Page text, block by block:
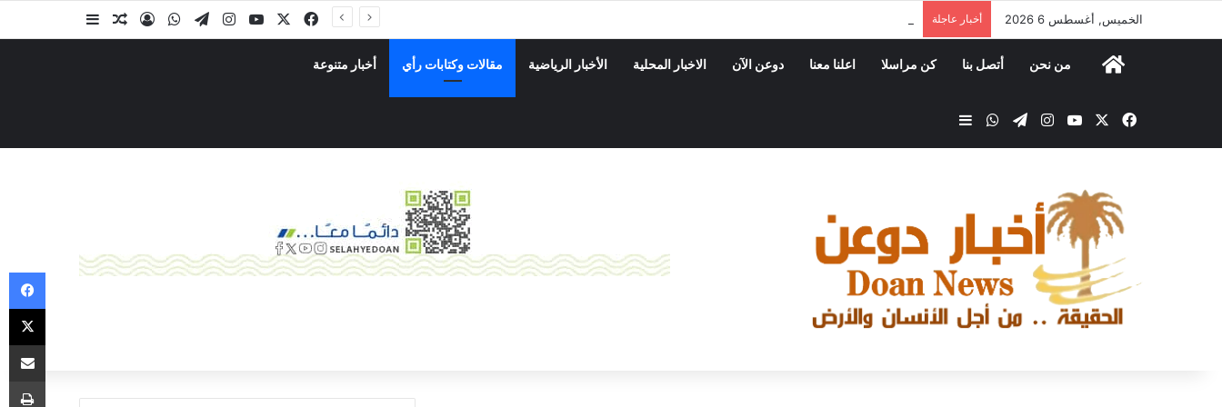
الخميس, أغسطس 6 2026 أخبار عاجلة
من نحن أتصل بنا كن مراسلا اعلنا معنا دوعن الآن الاخبار المحلية الأخبار الرياضية مقالات وكتابات رأي أخبار متنوعة